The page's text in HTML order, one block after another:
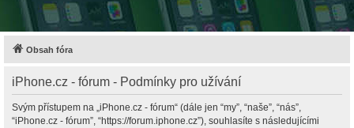
Obsah fóra
iPhone.cz - fórum - Podmínky pro užívání
Svým přístupem na „iPhone.cz - fórum“ (dále jen “my”, “naše”, “nás”,
“iPhone.cz - fórum”, “https://forum.iphone.cz”), souhlasíte s následujícími